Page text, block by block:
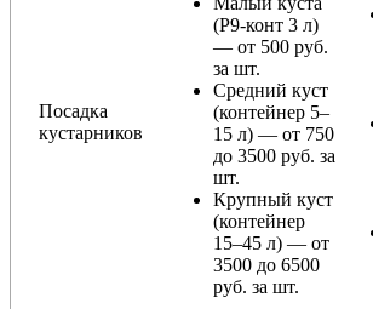
Посадка
кустарников
(Р9-конт 3 л)
— от 500 руб.
за шт.
Средний куст
(контейнер 5–
15 л) — от 750
до 3500 руб. за
шт.
Крупный куст
(контейнер
15–45 л) — от
3500 до 6500
руб. за шт.